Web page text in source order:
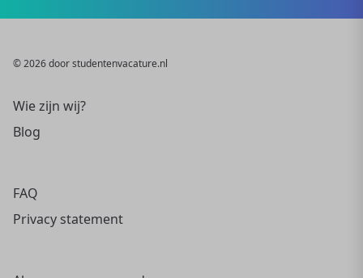
© 2026 door studentenvacature.nl
Wie zijn wij?
Blog
FAQ
Privacy statement